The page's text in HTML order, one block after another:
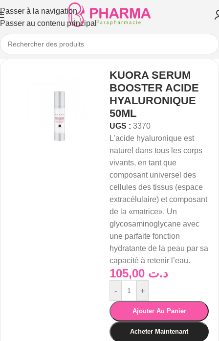
Passer à la navigation
Passer au contenu principal
KUORA SERUM
BOOSTER ACIDE
HYALURONIQUE
50ML
UGS : 3370
L’acide hyaluronique est
naturel dans tous les corps
vivants, en tant que
composant universel des
cellules des tissus (espace
extracélulaire) et composant
de la «matrice». Un
glycosaminoglycane avec
une parfaite fonction
hydratante de la peau par sa
capacité à retenir l’eau.
د.ت
- +
Ajouter Au Panier
Acheter Maintenant